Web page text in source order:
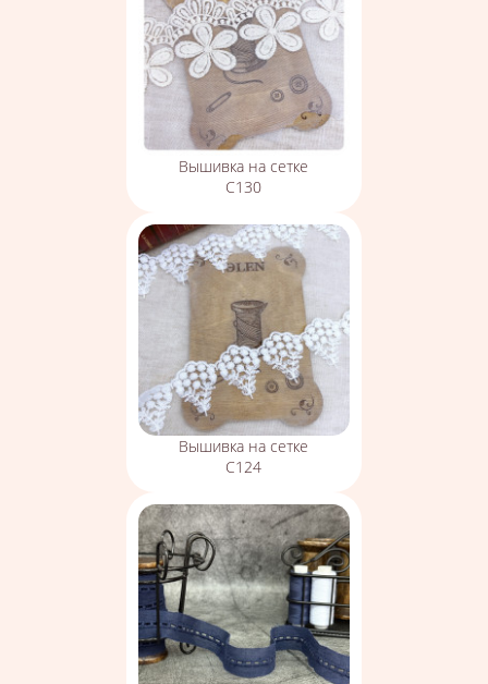
Вышивка на сетке
С130
Вышивка на сетке
С124